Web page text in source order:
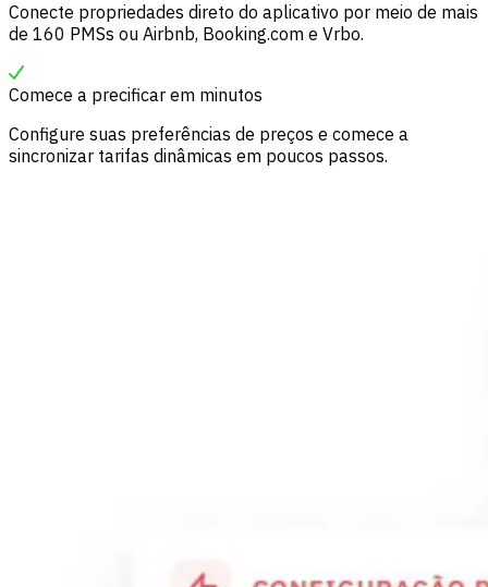
Conecte propriedades direto do aplicativo por meio de mais
de 160 PMSs ou Airbnb, Booking.com e Vrbo.
Comece a precificar em minutos
Configure suas preferências de preços e comece a
sincronizar tarifas dinâmicas em poucos passos.